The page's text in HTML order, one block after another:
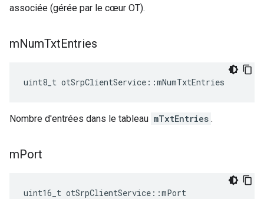
associée (gérée par le cœur OT).
mNumTxtEntries
uint8_t otSrpClientService ::mNumTxtEntries
Nombre d'entrées dans le tableau mTxtEntries .
mPort
uint16_t otSrpClientService ::mPort